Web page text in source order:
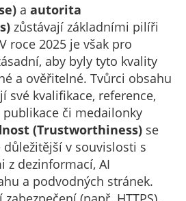
a autorita
zůstávají základními pilíři
roce 2025 je však pro
aby byly tyto kvality
a ověřitelné. Tvůrci obsahu
své kvalifikace, reference,
či medailonky
(Trustworthiness) se
v souvislosti s
z dezinformací, AI
a podvodných stránek.